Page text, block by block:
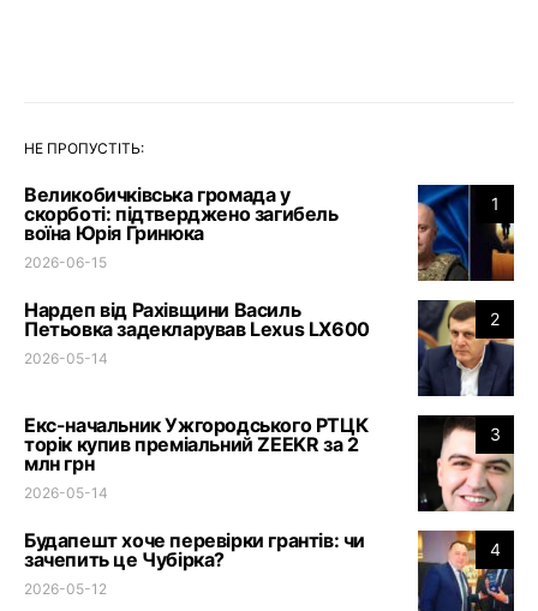
НЕ ПРОПУСТІТЬ:
1
Великобичківська громада у
скорботі: підтверджено загибель
воїна Юрія Гринюка
2026-06-15
2
Нардеп від Рахівщини Василь
Петьовка задекларував Lexus LX600
2026-05-14
3
Екс-начальник Ужгородського РТЦК
торік купив преміальний ZEEKR за 2
млн грн
2026-05-14
4
Будапешт хоче перевірки грантів: чи
зачепить це Чубірка?
2026-05-12